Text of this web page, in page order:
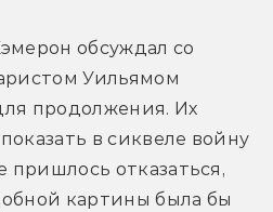
обсуждал со
Уильямом
продолжения. Их
в сиквеле войну
пришлось отказаться,
картины была бы